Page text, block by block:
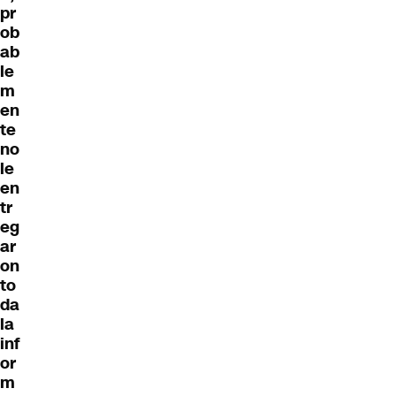
pr
ob
ab
le
m
en
te
no
le
en
tr
eg
ar
on
to
da
la
inf
or
m